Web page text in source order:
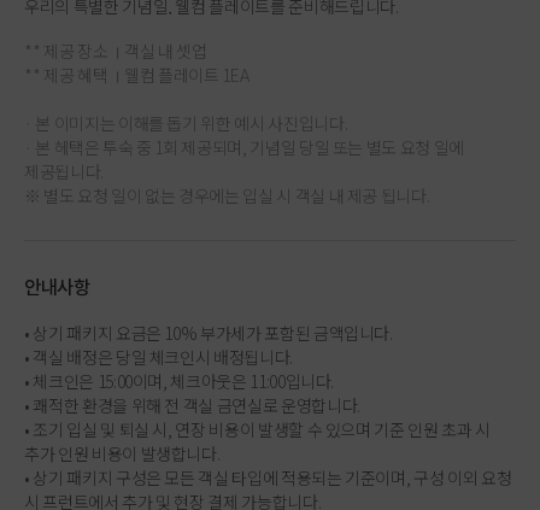
우리의 특별한 기념일, 웰컴 플레이트를 준비해드립니다.
** 제공 장소 । 객실 내 셋업
** 제공 혜택 । 웰컴 플레이트 1EA
· 본 이미지는 이해를 돕기 위한 예시 사진입니다.
· 본 헤택은 투숙 중 1회 제공되며, 기념일 당일 또는 별도 요청 일에
제공됩니다.
※ 별도 요청 일이 없는 경우에는 입실 시 객실 내 제공 됩니다.
안내사항
• 상기 패키지 요금은 10% 부가세가 포함된 금액입니다.
• 객실 배정은 당일 체크인시 배정됩니다.
• 체크인은 15:00이며, 체크아웃은 11:00입니다.
• 쾌적한 환경을 위해 전 객실 금연실로 운영합니다.
• 조기 입실 및 퇴실 시, 연장 비용이 발생할 수 있으며 기준 인원 초과 시
추가 인원 비용이 발생합니다.
• 상기 패키지 구성은 모든 객실 타입에 적용되는 기준이며, 구성 이외 요청
시 프런트에서 추가 및 현장 결제 가능합니다.